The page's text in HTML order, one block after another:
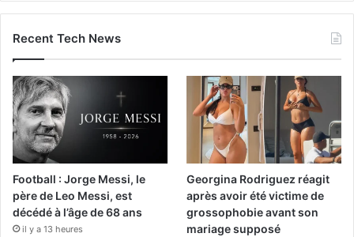
Recent Tech News
Football : Jorge Messi, le
père de Leo Messi, est
décédé à l’âge de 68 ans
il y a 13 heures
Georgina Rodriguez réagit
après avoir été victime de
grossophobie avant son
mariage supposé